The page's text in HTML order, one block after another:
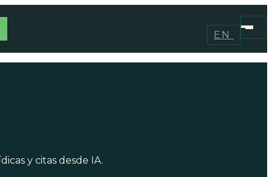
EN
y citas desde IA.